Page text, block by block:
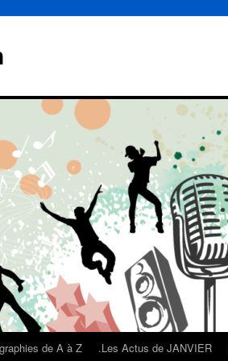
de A à Z .Les Actus de JANVIER